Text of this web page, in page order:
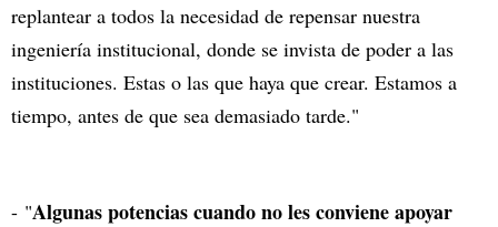
replantear a todos la necesidad de repensar nuestra
ingeniería institucional, donde se invista de poder a las
instituciones. Estas o las que haya que crear. Estamos a
tiempo, antes de que sea demasiado tarde."
- "Algunas potencias cuando no les conviene apoyar